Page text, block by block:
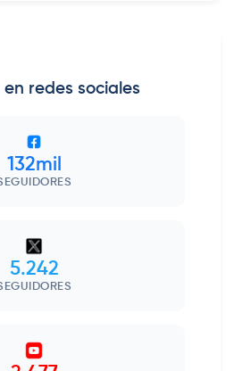
en redes sociales
132mil
5.242